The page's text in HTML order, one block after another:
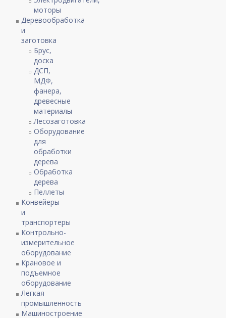
моторы
Деревообработка
и
заготовка
Брус,
доска
ДСП,
МДФ,
фанера,
древесные
материалы
Лесозаготовка
Оборудование
для
обработки
дерева
Обработка
дерева
Пеллеты
Конвейеры
и
транспортеры
Контрольно-
измерительное
оборудование
Крановое и
подъемное
оборудование
Легкая
промышленность
Машиностроение